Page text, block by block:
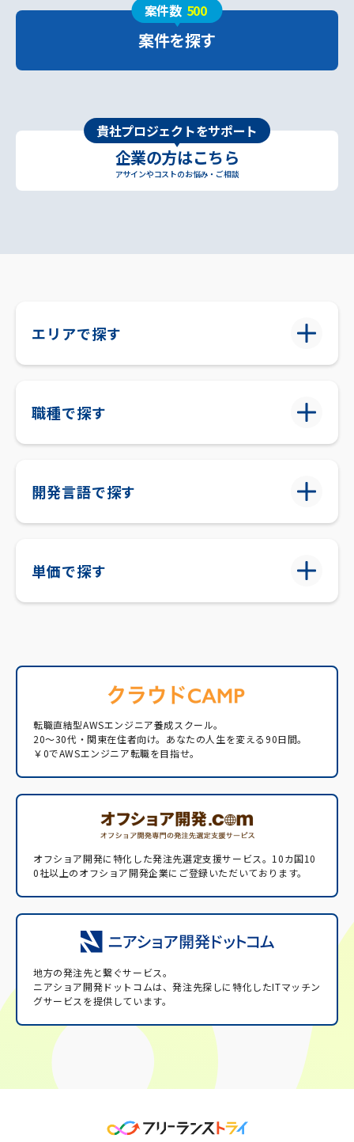
案件数 500
案件を探す
貴社プロジェクトをサポート
企業の方はこちら
アサインやコストのお悩み・ご相談
エリアで探す
職種で探す
開発言語で探す
単価で探す
転職直結型AWSエンジニア養成スクール。
20〜30代・関東在住者向け。あなたの人生を変える90日間。
￥0でAWSエンジニア転職を目指せ。
オフショア開発に特化した発注先選定支援サービス。 10カ国10
0社以上のオフショア開発企業にご登録いただいております。
地方の発注先と繋ぐサービス。
ニアショア開発ドットコムは、発注先探しに特化したITマッチン
グサービスを提供しています。